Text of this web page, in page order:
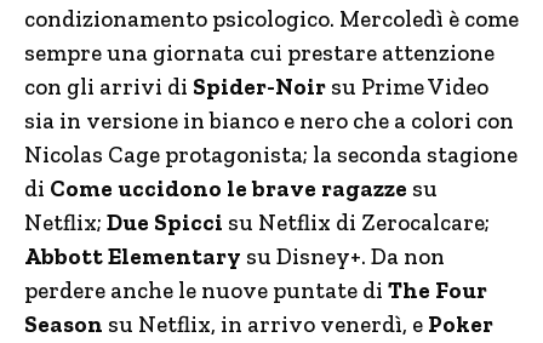
condizionamento psicologico. Mercoledì è come
sempre una giornata cui prestare attenzione
con gli arrivi di Spider-Noir su Prime Video
sia in versione in bianco e nero che a colori con
Nicolas Cage protagonista; la seconda stagione
di Come uccidono le brave ragazze su
Netflix; Due Spicci su Netflix di Zerocalcare;
Abbott Elementary su Disney+. Da non
perdere anche le nuove puntate di The Four
Season su Netflix, in arrivo venerdì, e Poker